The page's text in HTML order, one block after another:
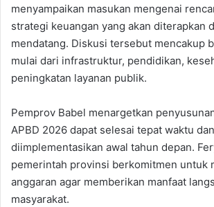
menyampaikan masukan mengenai
strategi keuangan yang akan diterapkan
mendatang. Diskusi tersebut mencakup
mulai dari infrastruktur, pendidikan,
peningkatan layanan publik.
Pemprov Babel menargetkan
APBD 2026 dapat selesai tepat waktu
diimplementasikan awal tahun depan.
pemerintah provinsi berkomitmen untuk
anggaran agar memberikan manfaat
masyarakat.